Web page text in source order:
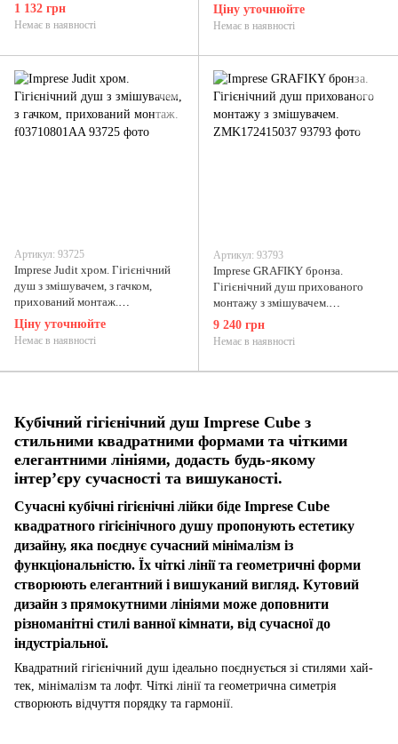
1 132 грн
Немає в наявності
Ціну уточнюйте
Немає в наявності
Артикул: 93725
Imprese Judit хром. Гігієнічний
душ з змішувачем, з гачком,
прихований монтаж.
f03710801AA
Ціну уточнюйте
Немає в наявності
Артикул: 93793
Imprese GRAFIKY бронза.
Гігієнічний душ прихованого
монтажу з змішувачем.
ZMK172415037
9 240 грн
Немає в наявності
Кубічний гігієнічний душ Imprese Cube з
стильними квадратними формами та чіткими
елегантними лініями, додасть будь-якому
інтер’єру сучасності та вишуканості.
Сучасні кубічні гігієнічні лійки біде Imprese Cube
квадратного гігієінічного душу пропонують естетику
дизайну, яка поєднує сучасний мінімалізм із
функціональністю. Їх чіткі лінії та геометричні форми
створюють елегантний і вишуканий вигляд. Кутовий
дизайн з прямокутними лініями може доповнити
різноманітні стилі ванної кімнати, від сучасної до
індустріальної.
Квадратний гігієнічний душ ідеально поєднується зі стилями хай-
тек, мінімалізм та лофт. Чіткі лінії та геометрична симетрія
створюють відчуття порядку та гармонії.